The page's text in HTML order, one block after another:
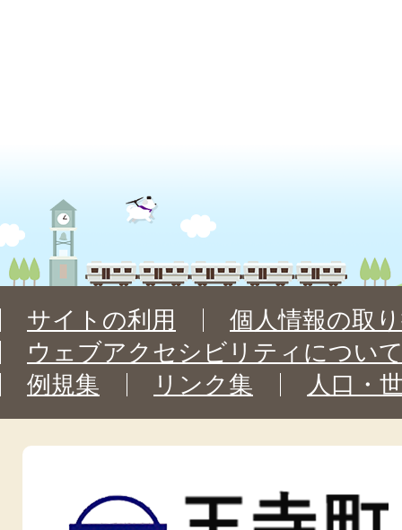
サイトの利用
個人情報の取
ウェブアクセシビリティについ
例規集
リンク集 人口・
王